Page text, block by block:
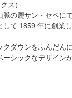
ス）
の麓サン・セベにて
て 1859 年に創業
ダウンをふんだん
シックなデザイン